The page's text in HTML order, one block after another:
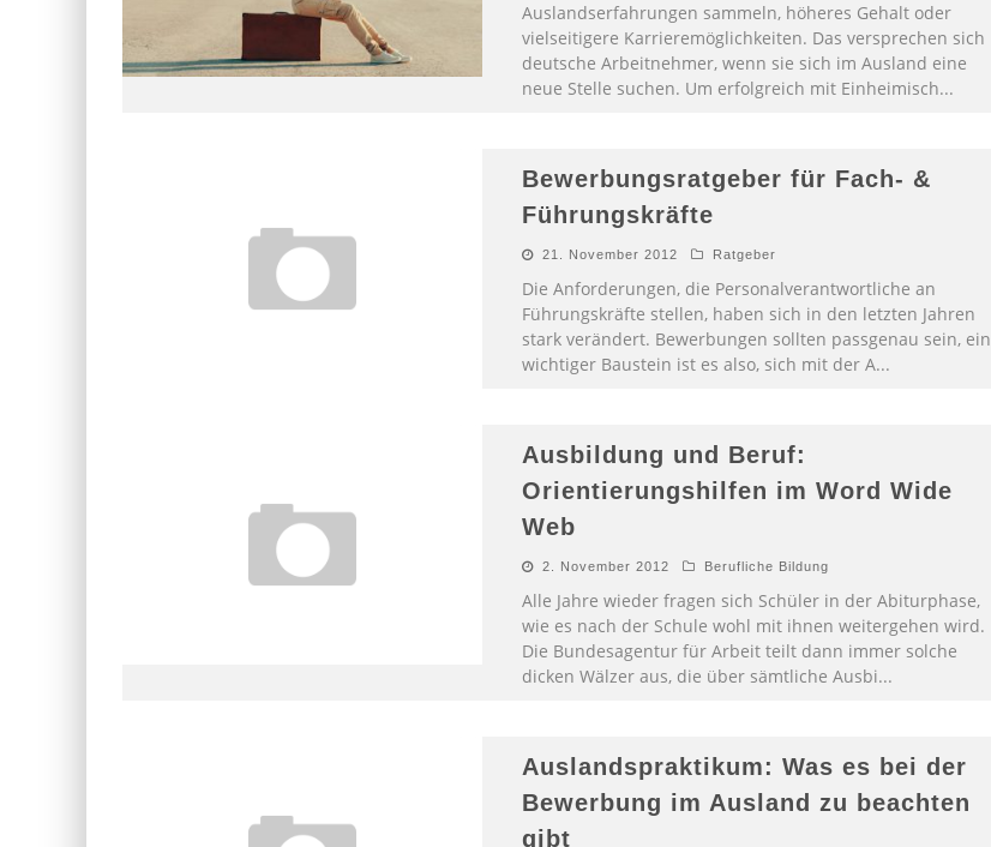
Auslandserfahrungen sammeln, höheres Gehalt oder
vielseitigere Karrieremöglichkeiten. Das versprechen sich
deutsche Arbeitnehmer, wenn sie sich im Ausland eine
neue Stelle suchen. Um erfolgreich mit Einheimisch...
Bewerbungsratgeber für Fach- &
Führungskräfte
21. November 2012 Ratgeber
Die Anforderungen, die Personalverantwortliche an
Führungskräfte stellen, haben sich in den letzten Jahren
stark verändert. Bewerbungen sollten passgenau sein, ein
wichtiger Baustein ist es also, sich mit der A...
Ausbildung und Beruf:
Orientierungshilfen im Word Wide
Web
2. November 2012 Berufliche Bildung
Alle Jahre wieder fragen sich Schüler in der Abiturphase,
wie es nach der Schule wohl mit ihnen weitergehen wird.
Die Bundesagentur für Arbeit teilt dann immer solche
dicken Wälzer aus, die über sämtliche Ausbi...
Auslandspraktikum: Was es bei der
Bewerbung im Ausland zu beachten
gibt